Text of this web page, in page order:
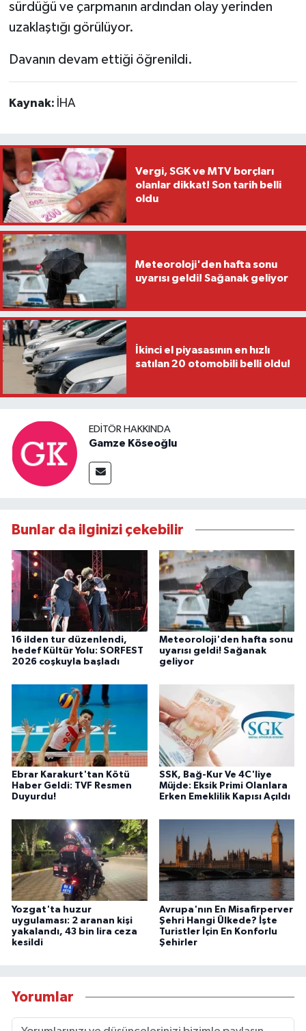
sürdüğü ve çarpmanın ardından olay yerinden
uzaklaştığı görülüyor.
Davanın devam ettiği öğrenildi.
Kaynak: İHA
Vergi, SGK ve MTV borçları
olanlar dikkat! Son tarih belli
oldu
Meteoroloji'den hafta sonu
uyarısı geldi! Sağanak geliyor
İkinci el piyasasının en hızlı
satılan 20 otomobili belli oldu!
EDITÖR HAKKINDA
Gamze Köseoğlu
Bunlar da ilginizi çekebilir
16 ilden tur düzenlendi,
hedef Kültür Yolu: SORFEST
2026 coşkuyla başladı
Meteoroloji'den hafta sonu
uyarısı geldi! Sağanak
geliyor
Ebrar Karakurt'tan Kötü
Haber Geldi: TVF Resmen
Duyurdu!
SSK, Bağ-Kur Ve 4C'liye
Müjde: Eksik Primi Olanlara
Erken Emeklilik Kapısı Açıldı
Yozgat'ta huzur
uygulaması: 2 aranan kişi
yakalandı, 43 bin lira ceza
kesildi
Avrupa'nın En Misafirperver
Şehri Hangi Ülkede? İşte
Turistler İçin En Konforlu
Şehirler
Yorumlar